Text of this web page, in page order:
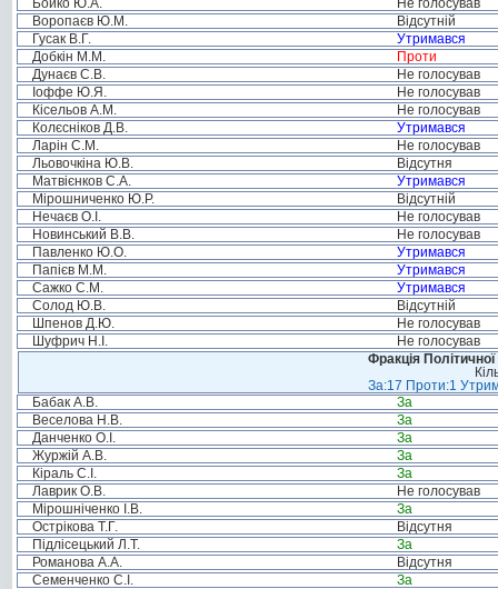
Бойко Ю.А.
Не голосував
Воропаєв Ю.М.
Відсутній
Гусак В.Г.
Утримався
Добкін М.М.
Проти
Дунаєв С.В.
Не голосував
Іоффе Ю.Я.
Не голосував
Кісельов А.М.
Не голосував
Колєсніков Д.В.
Утримався
Ларін С.М.
Не голосував
Льовочкіна Ю.В.
Відсутня
Матвієнков С.А.
Утримався
Мірошниченко Ю.Р.
Відсутній
Нечаєв О.І.
Не голосував
Новинський В.В.
Не голосував
Павленко Ю.О.
Утримався
Папієв М.М.
Утримався
Сажко С.М.
Утримався
Солод Ю.В.
Відсутній
Шпенов Д.Ю.
Не голосував
Шуфрич Н.І.
Не голосував
Фракція
За:17 Проти:1
Бабак А.В.
За
Веселова Н.В.
За
Данченко О.І.
За
Журжій А.В.
За
Кіраль С.І.
За
Лаврик О.В.
Не голосував
Мірошніченко І.В.
За
Острікова Т.Г.
Відсутня
Підлісецький Л.Т.
За
Романова А.А.
Відсутня
Семенченко С.І.
За